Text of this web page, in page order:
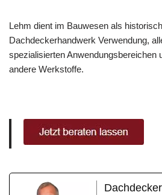
Lehm dient im Bauwesen als
Dachdeckerhandwerk Verwendung,
spezialisierten Anwendungsbereichen
andere Werkstoffe.
Dachdecker